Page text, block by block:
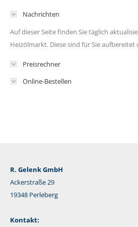
Nachrichten
Auf dieser Seite finden Sie täglich
Heizölmarkt. Diese sind für Sie aufbereitet
Preisrechner
Online-Bestellen
R. Gelenk GmbH
Ackerstraße 29
19348 Perleberg
Kontakt: